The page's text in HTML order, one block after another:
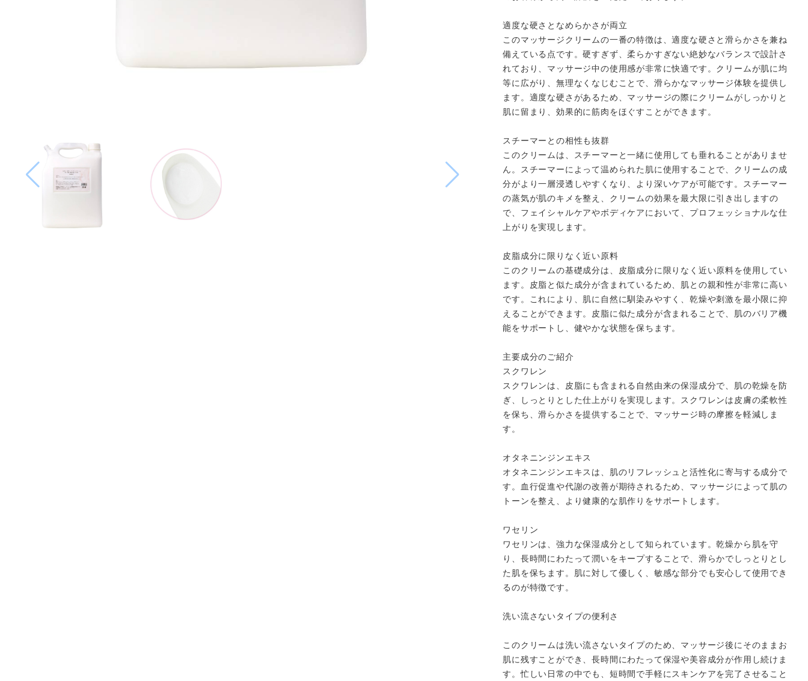
適度な硬さとなめらかさが両立
このマッサージクリームの一番の特徴は、適度な硬さと滑らかさを兼ね
備えている点です。硬すぎず、柔らかすぎない絶妙なバランスで設計さ
れており、マッサージ中の使用感が非常に快適です。クリームが肌に均
等に広がり、無理なくなじむことで、滑らかなマッサージ体験を提供し
ます。適度な硬さがあるため、マッサージの際にクリームがしっかりと
肌に留まり、効果的に筋肉をほぐすことができます。
スチーマーとの相性も抜群
このクリームは、スチーマーと一緒に使用しても垂れることがありませ
ん。スチーマーによって温められた肌に使用することで、クリームの成
分がより一層浸透しやすくなり、より深いケアが可能です。スチーマー
の蒸気が肌のキメを整え、クリームの効果を最大限に引き出しますの
で、フェイシャルケアやボディケアにおいて、プロフェッショナルな仕
上がりを実現します。
皮脂成分に限りなく近い原料
このクリームの基礎成分は、皮脂成分に限りなく近い原料を使用してい
ます。皮脂と似た成分が含まれているため、肌との親和性が非常に高い
です。これにより、肌に自然に馴染みやすく、乾燥や刺激を最小限に抑
えることができます。皮脂に似た成分が含まれることで、肌のバリア機
能をサポートし、健やかな状態を保ちます。
主要成分のご紹介
スクワレン
スクワレンは、皮脂にも含まれる自然由来の保湿成分で、肌の乾燥を防
ぎ、しっとりとした仕上がりを実現します。スクワレンは皮膚の柔軟性
を保ち、滑らかさを提供することで、マッサージ時の摩擦を軽減しま
す。
オタネニンジンエキス
オタネニンジンエキスは、肌のリフレッシュと活性化に寄与する成分で
す。血行促進や代謝の改善が期待されるため、マッサージによって肌の
トーンを整え、より健康的な肌作りをサポートします。
ワセリン
ワセリンは、強力な保湿成分として知られています。乾燥から肌を守
り、長時間にわたって潤いをキープすることで、滑らかでしっとりとし
た肌を保ちます。肌に対して優しく、敏感な部分でも安心して使用でき
るのが特徴です。
洗い流さないタイプの便利さ
このクリームは洗い流さないタイプのため、マッサージ後にそのままお
肌に残すことができ、長時間にわたって保湿や美容成分が作用し続けま
す。忙しい日常の中でも、短時間で手軽にスキンケアを完了させること